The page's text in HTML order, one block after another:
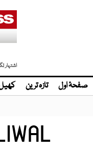
اشتہار
صفحۂ اول تازہ ترین